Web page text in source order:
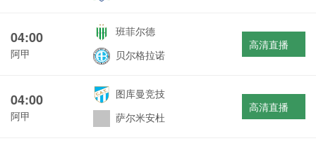
04:00
阿甲
班菲尔德
贝尔格拉诺
高清直播
04:00
阿甲
图库曼竞技
萨尔米安杜
高清直播